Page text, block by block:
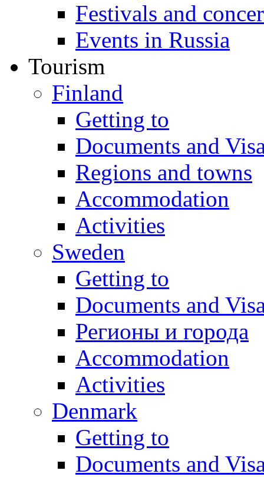
Festivals and
Events in Russia
Tourism
Finland
Getting to
Documents and
Regions and towns
Accommodation
Activities
Sweden
Getting to
Documents and
Регионы и города
Accommodation
Activities
Denmark
Getting to
Documents and